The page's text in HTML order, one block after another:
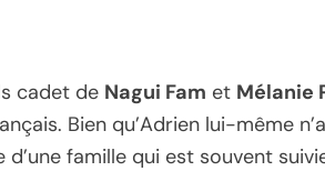
cadet de Nagui Fam et Mélanie
Bien qu’Adrien lui-même
famille qui est souvent